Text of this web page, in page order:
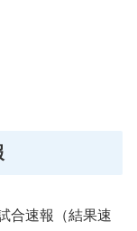
合速報（結果速